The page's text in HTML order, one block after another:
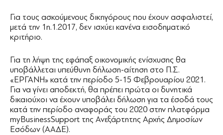
Για τους ασκούμενους δικηγόρους που έχουν ασφαλιστεί,
μετά την 1η.1.2017, δεν ισχύει κανένα εισοδηματικό
κριτήριο.
Για τη λήψη της εφάπαξ οικονομικής ενίσχυσης θα
υποβάλλεται υπεύθυνη δήλωση-αίτηση στο Π.Σ.
«ΕΡΓΑΝΗ» κατά την περίοδο 5-15 Φεβρουαρίου 2021.
Για να γίνει αποδεκτή, θα πρέπει πρώτα οι δυνητικά
δικαιούχοι να έχουν υποβάλει δήλωση για τα έσοδά τους
κατά την περίοδο αναφοράς του 2020 στην πλατφόρμα
myBusinessSupport της Ανεξάρτητης Αρχής Δημοσίων
Εσόδων (ΑΑΔΕ).